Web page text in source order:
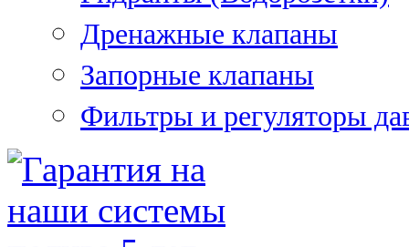
Дренажные клапаны
Запорные клапаны
Фильтры и регуляторы